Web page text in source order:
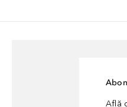
Află